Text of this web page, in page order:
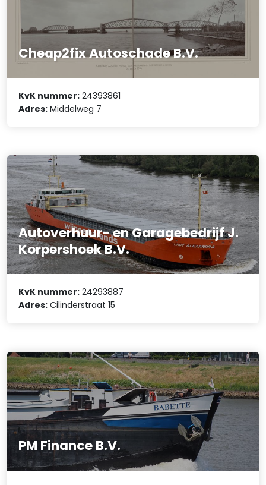
Cheap2fix Autoschade B.V.
KvK nummer: 24393861
Adres: Middelweg 7
Autoverhuur- en Garagebedrijf J.
Korpershoek B.V.
KvK nummer: 24293887
Adres: Cilinderstraat 15
PM Finance B.V.